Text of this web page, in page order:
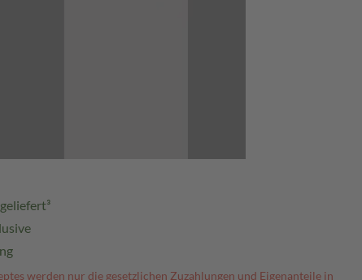
werden nur die gesetzlichen Zuzahlungen und Eigenanteile in